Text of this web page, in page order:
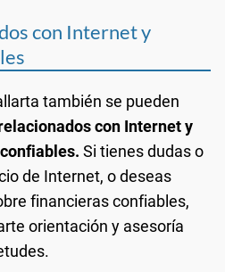
con Internet y
también se pueden
con Internet y
Si tienes dudas o
de Internet, o deseas
financieras confiables,
orientación y asesoría